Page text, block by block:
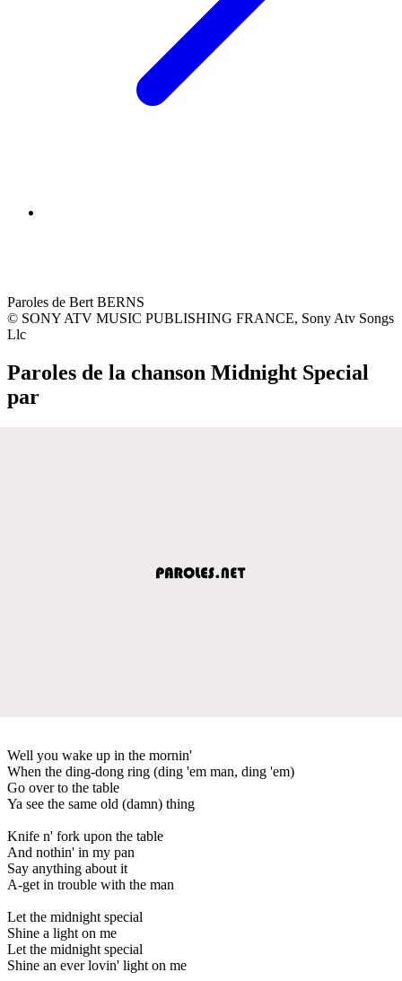
Paroles de Bert BERNS
© SONY ATV MUSIC PUBLISHING FRANCE, Sony Atv Songs
Llc
Paroles de la chanson Midnight Special
par
Well you wake up in the mornin'
When the ding-dong ring (ding 'em man, ding 'em)
Go over to the table
Ya see the same old (damn) thing
Knife n' fork upon the table
And nothin' in my pan
Say anything about it
A-get in trouble with the man
Let the midnight special
Shine a light on me
Let the midnight special
Shine an ever lovin' light on me